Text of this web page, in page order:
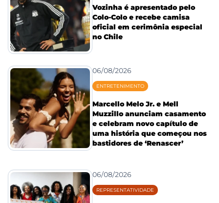
Vozinha é apresentado pelo
Colo-Colo e recebe camisa
oficial em cerimônia especial
no Chile
06/08/2026
ENTRETENIMENTO
Marcello Melo Jr. e Mell
Muzzillo anunciam casamento
e celebram novo capítulo de
uma história que começou nos
bastidores de ‘Renascer’
06/08/2026
REPRESENTATIVIDADE